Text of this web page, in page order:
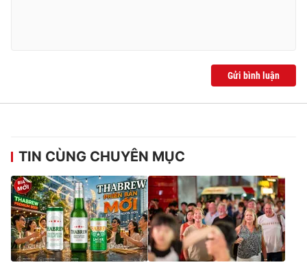
® Cấm sao chép dưới mọi hình thức nếu không có sự chấp
thuận bằng văn bản. Ghi rõ nguồn VTV.vn khi phát hành lại
thông tin từ website này.
Gửi bình luận
TIN CÙNG CHUYÊN MỤC